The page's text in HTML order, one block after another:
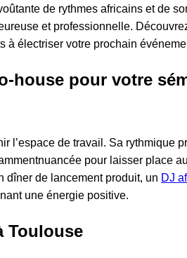
de rythmes africains et de
et professionnelle.
à électriser votre prochain
house pour votre
l’espace de travail. Sa rythmique
pour laisser place
dîner de lancement produit, un DJ
une énergie positive.
Toulouse